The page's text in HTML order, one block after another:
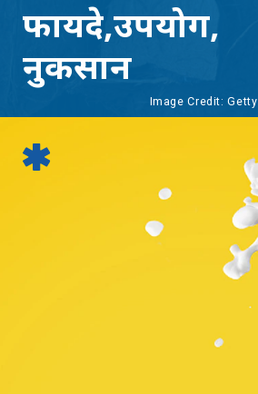
Image Credit: Getty
फायदे,उपयोग,
नुकसान